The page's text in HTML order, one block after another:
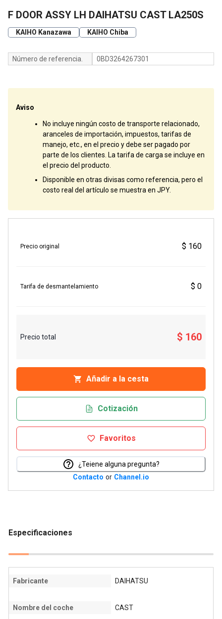
F DOOR ASSY LH DAIHATSU CAST LA250S
KAIHO Kanazawa KAIHO Chiba
Número de referencia. 0BD3264267301
Aviso
No incluye ningún costo de transporte relacionado,
aranceles de importación, impuestos, tarifas de
manejo, etc., en el precio y debe ser pagado por
parte de los clientes. La tarifa de carga se incluye en
el precio del producto.
Disponible en otras divisas como referencia, pero el
costo real del artículo se muestra en JPY.
Precio original $ 160
Tarifa de desmantelamiento $ 0
Precio total $ 160
Añadir a la cesta
Cotización
Favoritos
¿Teiene alguna pregunta?
Contacto or Channel.io
Especificaciones
Fabricante DAIHATSU
Nombre del coche CAST